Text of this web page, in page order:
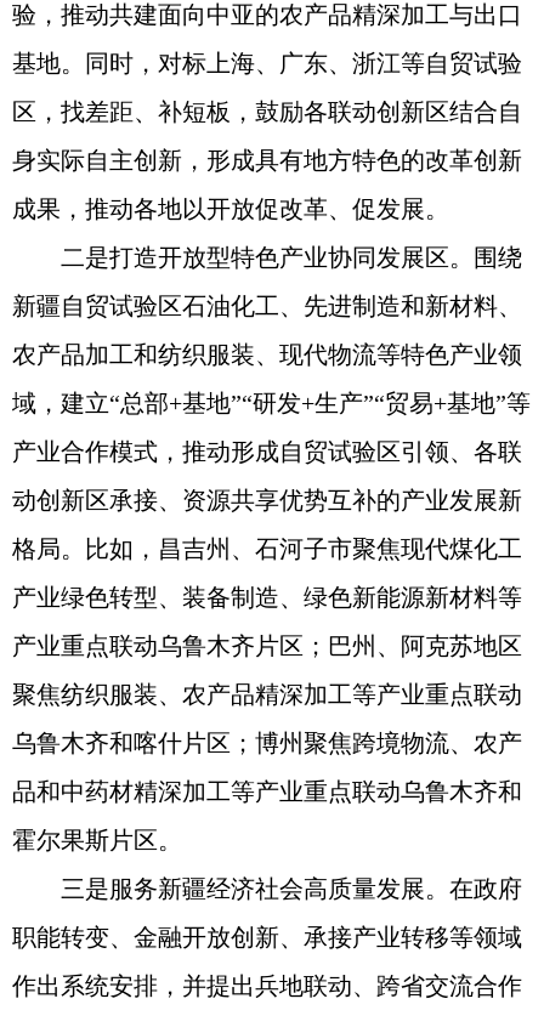
验，推动共建面向中亚的农产品精深加工与出口
基地。同时，对标上海、广东、浙江等自贸试验
区，找差距、补短板，鼓励各联动创新区结合自
身实际自主创新，形成具有地方特色的改革创新
成果，推动各地以开放促改革、促发展。
二是打造开放型特色产业协同发展区。围绕
新疆自贸试验区石油化工、先进制造和新材料、
农产品加工和纺织服装、现代物流等特色产业领
域，建立“总部+基地”“研发+生产”“贸易+基地”等
产业合作模式，推动形成自贸试验区引领、各联
动创新区承接、资源共享优势互补的产业发展新
格局。比如，昌吉州、石河子市聚焦现代煤化工
产业绿色转型、装备制造、绿色新能源新材料等
产业重点联动乌鲁木齐片区；巴州、阿克苏地区
聚焦纺织服装、农产品精深加工等产业重点联动
乌鲁木齐和喀什片区；博州聚焦跨境物流、农产
品和中药材精深加工等产业重点联动乌鲁木齐和
霍尔果斯片区。
三是服务新疆经济社会高质量发展。在政府
职能转变、金融开放创新、承接产业转移等领域
作出系统安排，并提出兵地联动、跨省交流合作